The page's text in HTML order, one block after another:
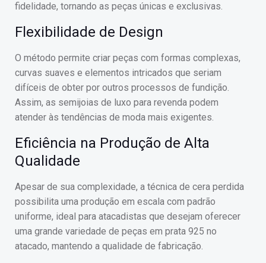
fidelidade, tornando as peças únicas e exclusivas.
Flexibilidade de Design
O método permite criar peças com formas complexas,
curvas suaves e elementos intricados que seriam
difíceis de obter por outros processos de fundição.
Assim, as semijoias de luxo para revenda podem
atender às tendências de moda mais exigentes.
Eficiência na Produção de Alta
Qualidade
Apesar de sua complexidade, a técnica de cera perdida
possibilita uma produção em escala com padrão
uniforme, ideal para atacadistas que desejam oferecer
uma grande variedade de peças em prata 925 no
atacado, mantendo a qualidade de fabricação.